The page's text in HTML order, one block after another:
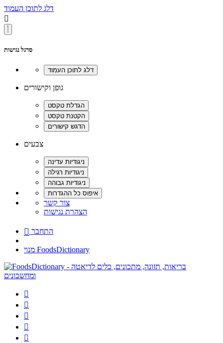
דלג לתוכן העמוד

סרגל נגישות
גופן וקישורים
צבעים
צור קשר
הצהרת נגישות
 התחבר
מנוי FoodsDictionary




